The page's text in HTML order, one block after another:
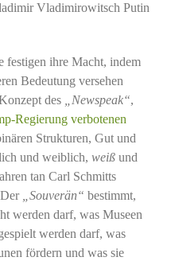
Vladimirowitsch Putin
festigen ihre Macht, indem
Bedeutung versehen
des
„Newspeak“,
Regierung verbotenen
Strukturen, Gut und
und weiblich, weißund
tan Carl Schmitts
Der „Souverän“ bestimmt,
werden darf, was Museen
werden darf, was
fördern und was sie